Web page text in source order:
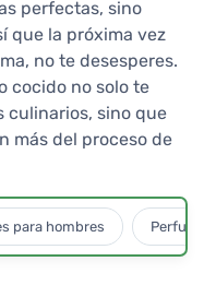
perfectas, sino
que la próxima vez
no te desesperes.
cocido no solo te
culinarios, sino que
más del proceso de
para hombres